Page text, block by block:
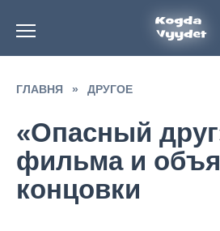
содержанию
ГЛАВНЯ » ДРУГОЕ
«Опасный
фильма и
концовки